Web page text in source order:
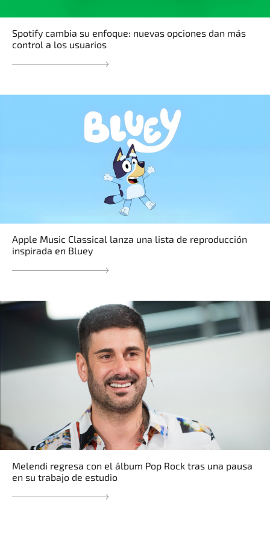
Spotify cambia su enfoque: nuevas opciones dan más
control a los usuarios
Apple Music Classical lanza una lista de reproducción
inspirada en Bluey
Melendi regresa con el álbum Pop Rock tras una pausa
en su trabajo de estudio